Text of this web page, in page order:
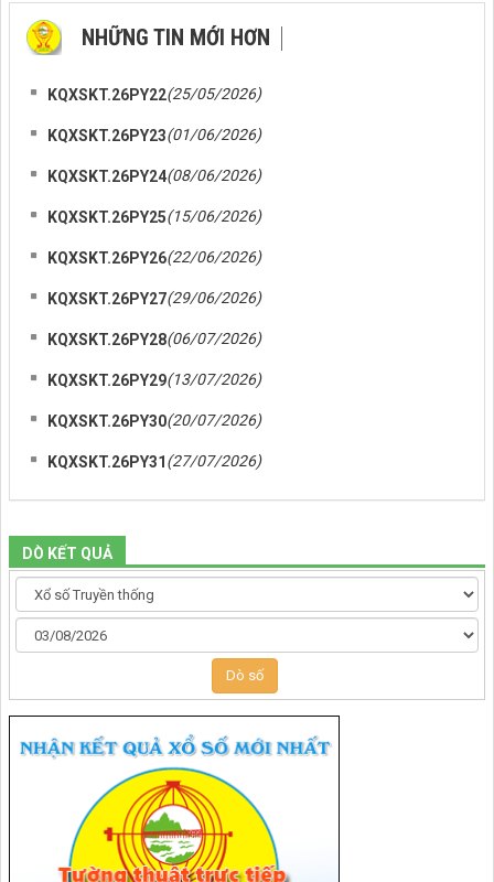
NHỮNG TIN MỚI HƠN
KQXSKT.26PY22(25/05/2026)
KQXSKT.26PY23(01/06/2026)
KQXSKT.26PY24(08/06/2026)
KQXSKT.26PY25(15/06/2026)
KQXSKT.26PY26(22/06/2026)
KQXSKT.26PY27(29/06/2026)
KQXSKT.26PY28(06/07/2026)
KQXSKT.26PY29(13/07/2026)
KQXSKT.26PY30(20/07/2026)
KQXSKT.26PY31 (27/07/2026)
DÒ KẾT QUẢ
Dò số